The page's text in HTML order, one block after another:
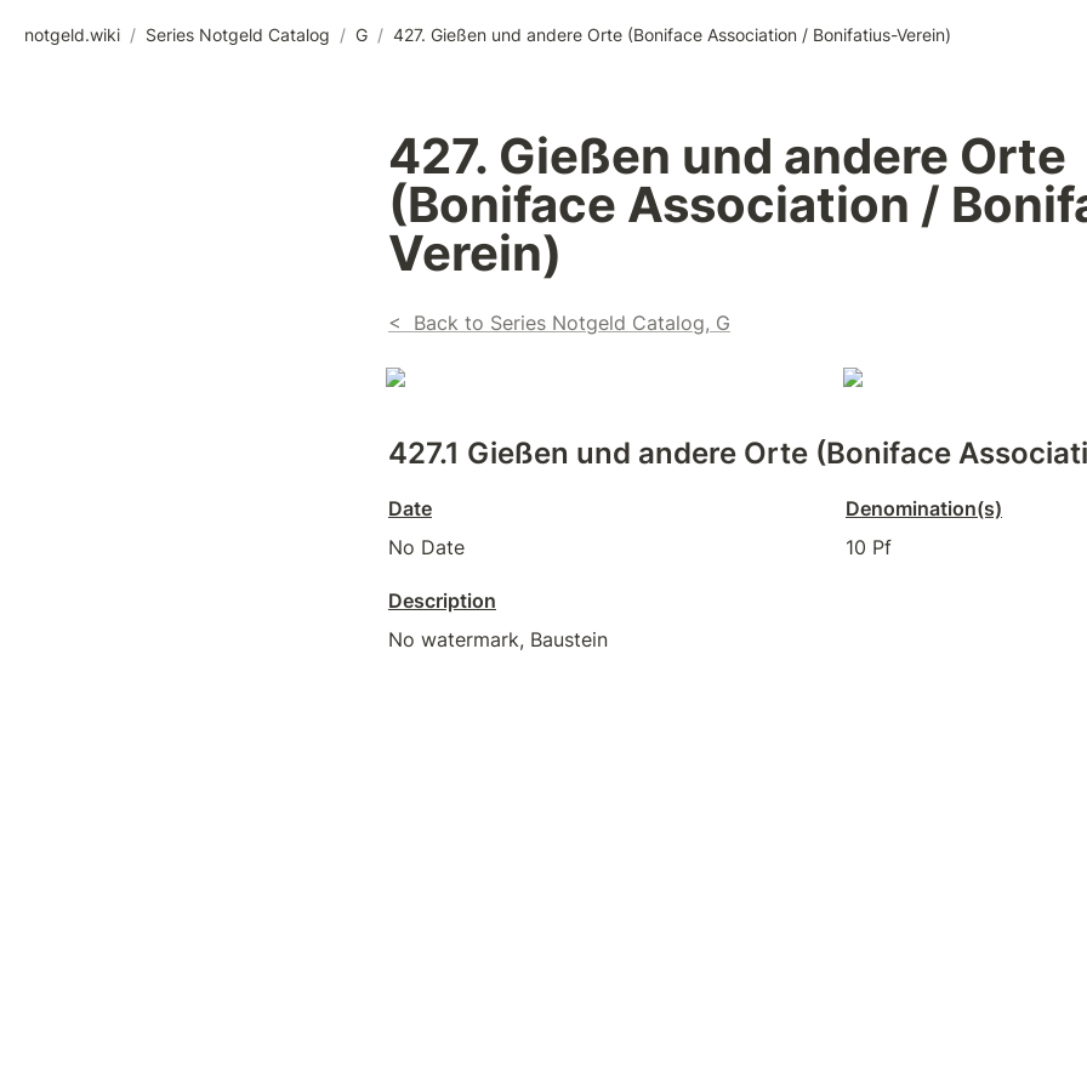
notgeld.wiki / Series Notgeld Catalog / G / 427. Gießen und andere Orte (Boniface Association / Bonifatius-Verein)
427. Gießen und andere Orte
(Boniface Association /
Verein)
<  Back to Series Notgeld Catalog, G
427.1 Gießen und andere Orte (Boniface
Date
No Date
Denomination(s)
10 Pf
Description
No watermark, Baustein